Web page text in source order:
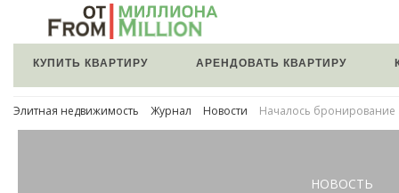
КУПИТЬ КВАРТИРУ АРЕНДОВАТЬ КВАРТИРУ
Элитная недвижимость Журнал Новости Началось бронирование
НОВОСТЬ